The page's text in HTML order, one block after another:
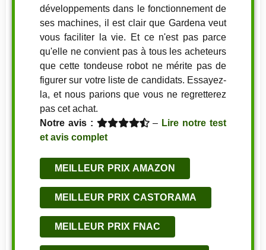
développements dans le fonctionnement de
ses machines, il est clair que Gardena veut
vous faciliter la vie. Et ce n'est pas parce
qu'elle ne convient pas à tous les acheteurs
que cette tondeuse robot ne mérite pas de
figurer sur votre liste de candidats. Essayez-
la, et nous parions que vous ne regretterez
pas cet achat.
Notre avis :
– Lire notre test
et avis complet
MEILLEUR PRIX AMAZON
MEILLEUR PRIX CASTORAMA
MEILLEUR PRIX FNAC